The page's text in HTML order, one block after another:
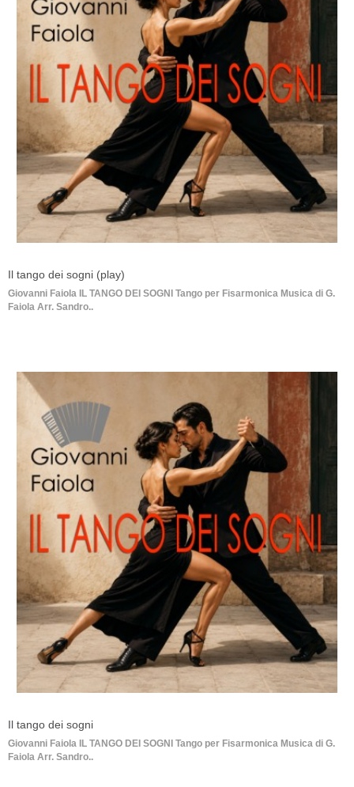
Il tango dei sogni (play)
Giovanni Faiola IL TANGO DEI SOGNI Tango per Fisarmonica Musica di G.
Faiola Arr. Sandro..
Il tango dei sogni
Giovanni Faiola IL TANGO DEI SOGNI Tango per Fisarmonica Musica di G.
Faiola Arr. Sandro..